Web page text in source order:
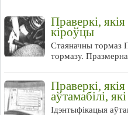
Праверкі,
кіроўцы
Стаяначны тормаз
тормазу.
Праверкі,
аўтамабілі,
Ідэнтыфікацыя